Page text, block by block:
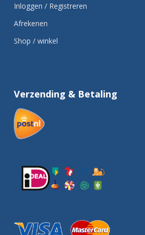
Inloggen / Registreren
Afrekenen
Shop / winkel
Verzending & Betaling